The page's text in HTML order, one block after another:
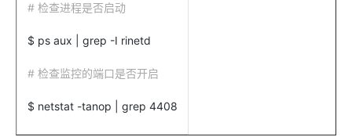
# 检查进程是否启动
$ ps aux | grep -I rinetd
# 检查监控的端口是否开启
$ netstat -tanop | grep 4408